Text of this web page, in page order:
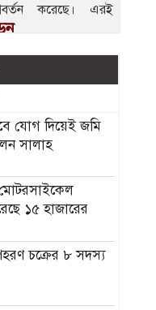
করেছে। এরই
যোগ দিয়েই জমি
সালাহ
১৫ হাজারের
চক্রের ৮ সদস্য